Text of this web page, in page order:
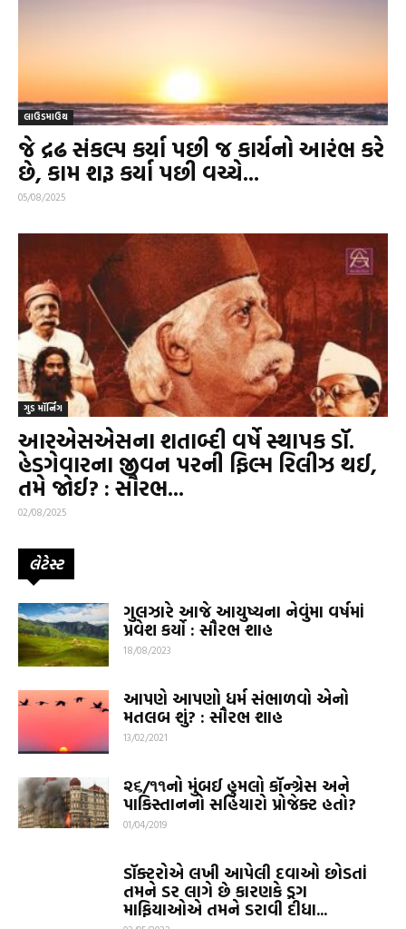
લાઉડમાઉથ
જે દ્રઢ સંકલ્પ કર્યા પછી જ કાર્યનો આરંભ કરે
છે, કામ શરૂ કર્યા પછી વચ્ચે...
05/08/2025
ગુડ મૉર્નિંગ
આરએસએસના શતાબ્દી વર્ષે સ્થાપક ડૉ.
હેડગેવારના જીવન પરની ફિલ્મ રિલીઝ થઈ,
તમે જોઈ? : સૌરભ...
02/08/2025
લેટેસ્ટ
ગુલઝારે આજે આયુષ્યના નેવુંમા વર્ષમાં
પ્રવેશ કર્યો : સૌરભ શાહ
18/08/2023
આપણે આપણો ધર્મ સંભાળવો એનો
મતલબ શું? : સૌરભ શાહ
13/02/2021
૨૬/૧૧નો મુંબઈ હુમલો કૉન્ગ્રેસ અને
પાકિસ્તાનનો સહિયારો પ્રોજેક્ટ હતો?
01/04/2019
ડૉક્ટરોએ લખી આપેલી દવાઓ છોડતાં
તમને ડર લાગે છે કારણકે ડ્રગ
માફિયાઓએ તમને ડરાવી દીધા...